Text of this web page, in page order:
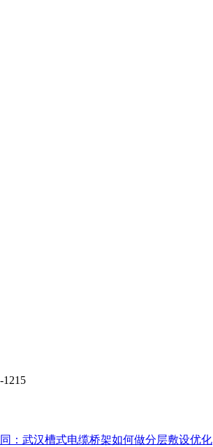
1215
：武汉槽式电缆桥架如何做分层敷设优化